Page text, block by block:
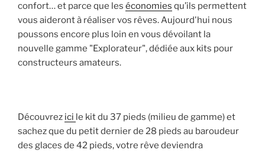
confort… et parce que les économies qu’ils permettent
vous aideront à réaliser vos rêves. Aujourd'hui nous
poussons encore plus loin en vous dévoilant la
nouvelle gamme "Explorateur", dédiée aux kits pour
constructeurs amateurs.
Découvrez ici le kit du 37 pieds (milieu de gamme) et
sachez que du petit dernier de 28 pieds au baroudeur
des glaces de 42 pieds, votre rêve deviendra